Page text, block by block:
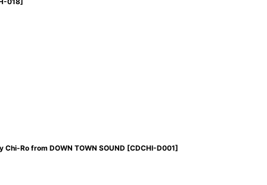
Chi-Ro from DOWN TOWN SOUND [CDCHI-D001]